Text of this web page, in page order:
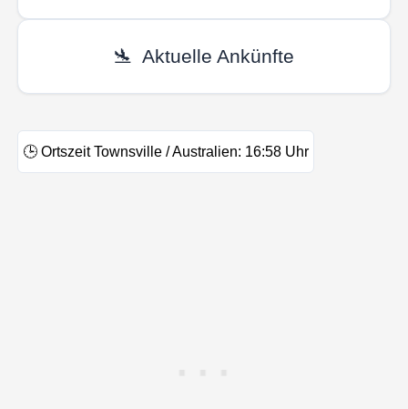
🛬 Aktuelle Ankünfte
🕒 Ortszeit Townsville / Australien: 16:58 Uhr